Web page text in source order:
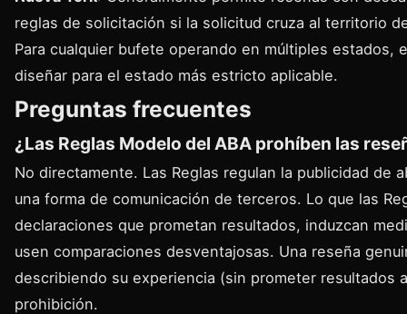
reglas de solicitación si la solicitud cruza al territorio
Para cualquier bufete operando en múltiples estados,
diseñar para el estado más estricto aplicable.
Preguntas frecuentes
¿Las Reglas Modelo del ABA prohíben las
No directamente. Las Reglas regulan la publicidad de
una forma de comunicación de terceros. Lo que las
declaraciones que prometan resultados, induzcan
usen comparaciones desventajosas. Una reseña
describiendo su experiencia (sin prometer resultados
prohibición.